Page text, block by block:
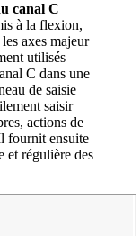
canal C
à la flexion,
axes majeur
utilisés
C dans une
de saisie
saisir
actions de
fournit ensuite
et régulière des